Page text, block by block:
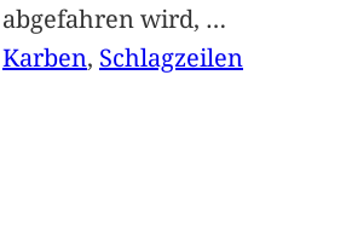
abgefahren wird, …
Karben, Schlagzeilen